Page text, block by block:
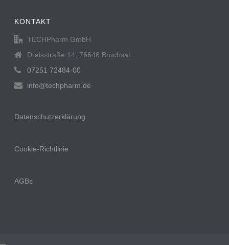
KONTAKT
TECHPharm GmbH
Draisstraße 14, 76646 Bruchsal
07251 72484-00
info@techpharm.de
Datenschutzerklärung
Cookie-Richtlinie
AGBs